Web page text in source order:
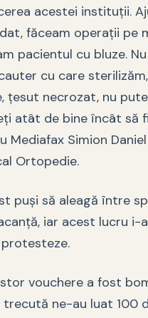
acestei instituții.
făceam operații pe
pacientul cu bluze.
cu care
țesut necrozat, nu
atât de bine încât să
Mediafax Simion
Ortopedie.
puși să aleagă între
iar acest lucru i-a
vouchere a fost
trecută ne-au luat 100